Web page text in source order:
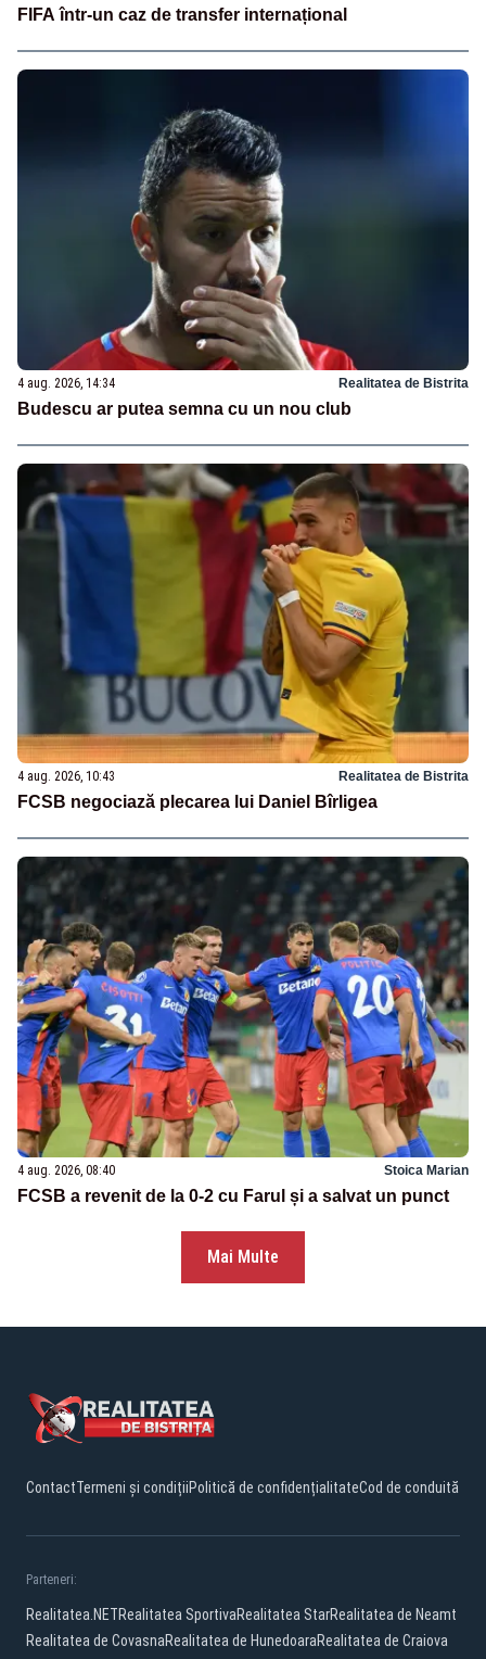
FIFA într-un caz de transfer internațional
4 aug. 2026, 14:34 Realitatea de Bistrita
Budescu ar putea semna cu un nou club
4 aug. 2026, 10:43 Realitatea de Bistrita
FCSB negociază plecarea lui Daniel Bîrligea
4 aug. 2026, 08:40 Stoica Marian
FCSB a revenit de la 0-2 cu Farul și a salvat un punct
Mai Multe
ContactTermeni și condițiiPolitică de confidențialitateCod de conduită
Parteneri:
Realitatea.NETRealitatea SportivaRealitatea StarRealitatea de Neamt
Realitatea de CovasnaRealitatea de HunedoaraRealitatea de Craiova